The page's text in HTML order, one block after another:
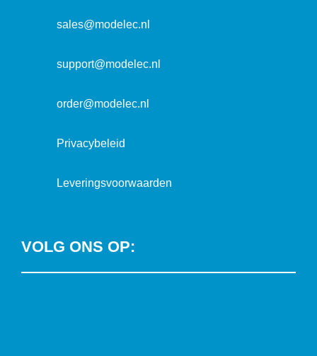
s
m
sales@modelec.nl
support@modelec.nl
order@modelec.nl
Privacybeleid
Leveringsvoorwaarden
VOLG ONS OP: